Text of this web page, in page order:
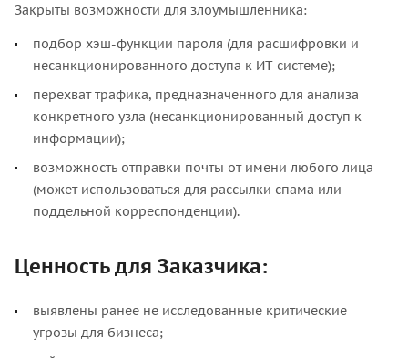
Закрыты возможности для злоумышленника:
подбор хэш-функции пароля (для расшифровки и
несанкционированного доступа к ИТ-системе);
перехват трафика, предназначенного для анализа
конкретного узла (несанкционированный доступ к
информации);
возможность отправки почты от имени любого лица
(может использоваться для рассылки спама или
поддельной корреспонденции).
Ценность для Заказчика:
выявлены ранее не исследованные критические
угрозы для бизнеса;